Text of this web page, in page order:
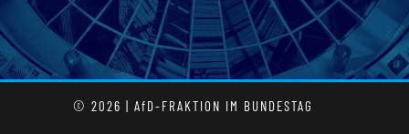
© 2026 | AfD-FRAKTION IM BUNDESTAG